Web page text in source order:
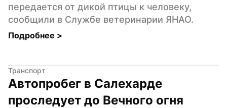
передается от дикой птицы к человеку,
сообщили в Службе ветеринарии ЯНАО.
Подробнее >
Транспорт
Автопробег в Салехарде
проследует до Вечного огня